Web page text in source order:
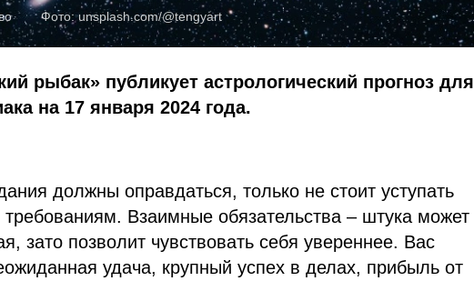
Фото:unsplash.com/@tengyart
рыбак» публикует астрологический прогноз для
на 17 января 2024 года.
должны оправдаться, только не стоит уступать
Взаимные обязательства – штука может
зато позволит чувствовать себя увереннее. Вас
удача, крупный успех в делах, прибыль от